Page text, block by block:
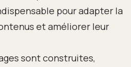
pour adapter la
et améliorer leur
sont construites,